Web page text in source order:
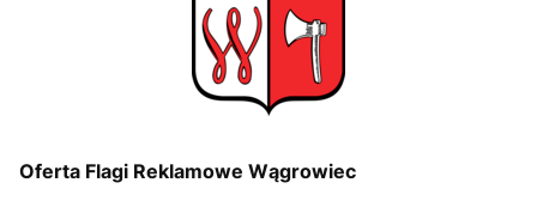
Oferta Flagi Reklamowe Wągrowiec